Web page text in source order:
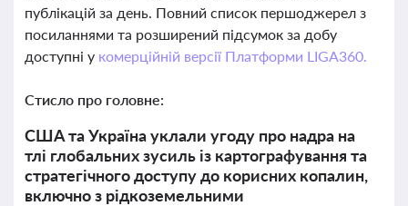
публікацій за день. Повний список першоджерел з
посиланнями та розширений підсумок за добу
доступні у комерційній версії Платформи LIGA360.
Стисло про головне:
США та Україна уклали угоду про надра на
тлі глобальних зусиль із картографування та
стратегічного доступу до корисних копалин,
включно з рідкоземельними